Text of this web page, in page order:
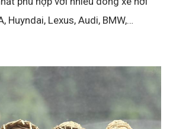
Huyndai, Lexus, Audi, BMW,…